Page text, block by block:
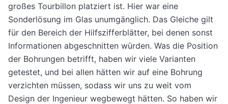
großes Tourbillon platziert ist. Hier war eine
Sonderlösung im Glas unumgänglich. Das Gleiche gilt
für den Bereich der Hilfszifferblätter, bei denen sonst
Informationen abgeschnitten würden. Was die Position
der Bohrungen betrifft, haben wir viele Varianten
getestet, und bei allen hätten wir auf eine Bohrung
verzichten müssen, sodass wir uns zu weit vom
Design der Ingenieur wegbewegt hätten. So haben wir